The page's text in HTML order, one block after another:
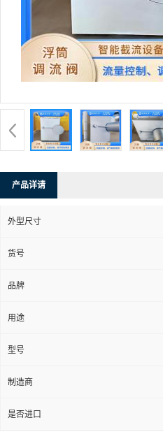
产品详请
外型尺寸
货号
品牌
用途
型号
制造商
是否进口